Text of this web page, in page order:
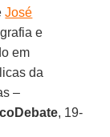
José
e
em
da
–
, 19-